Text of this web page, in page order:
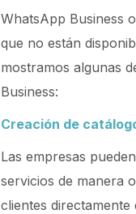
WhatsApp Business
que no están
mostramos algunas
Business:
Creación de
Las empresas
servicios de manera
clientes directamente